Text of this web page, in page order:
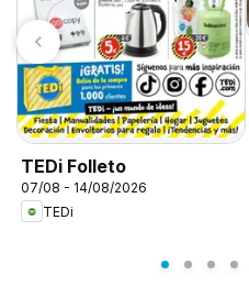
TEDi Folleto
07/08 - 14/08/2026
TEDi